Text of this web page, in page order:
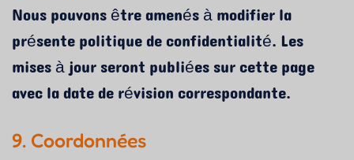
Nous pouvons être amenés à modifier la
présente politique de confidentialité. Les
mises à jour seront publiées sur cette page
avec la date de révision correspondante.
9. Coordonnées